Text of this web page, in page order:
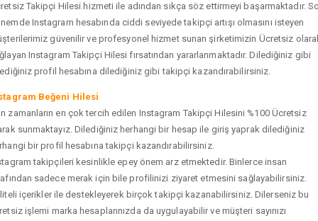
Takipçi Hilesi hizmeti ile adından sıkça söz ettirmeyi başarmaktadır.
Instagram hesabında ciddi seviyede takipçi artışı olmasını isteyen
güvenilir ve profesyonel hizmet sunan şirketimizin Ücretsiz
Instagram Takipçi Hilesi fırsatından yararlanmaktadır. Dilediğiniz gibi
profil hesabına dilediğiniz gibi takipçi kazandırabilirsiniz.
Beğeni Hilesi
zamanların en çok tercih edilen Instagram Takipçi Hilesini %100 Ücretsiz
sunmaktayız. Dilediğiniz herhangi bir hesap ile giriş yaprak dilediğiniz
bir profil hesabına takipçi kazandırabilirsiniz.
takipçileri kesinlikle epey önem arz etmektedir. Binlerce insan
sadece merak için bile profilinizi ziyaret etmesini sağlayabilirsiniz.
içerikler ile destekleyerek birçok takipçi kazanabilirsiniz. Dilerseniz bu
işlemi marka hesaplarınızda da uygulayabilir ve müşteri sayınızı